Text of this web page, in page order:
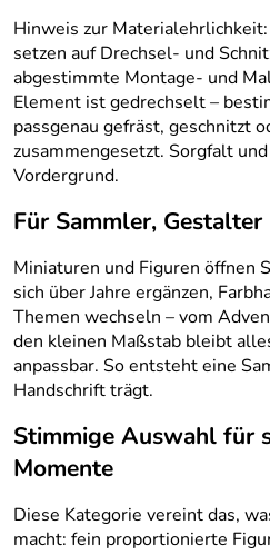
Hinweis zur
setzen auf Drechsel- und
abgestimmte Montage- und
Element ist gedrechselt –
passgenau gefräst, geschnitzt
zusammengesetzt. Sorgfalt
Vordergrund.
Für Sammler,
Miniaturen und Figuren öffnen
sich über Jahre ergänzen,
Themen wechseln – vom
den kleinen Maßstab bleibt
anpassbar. So entsteht eine
Handschrift trägt.
Stimmige Auswahl für
Momente
Diese Kategorie vereint das,
macht: fein proportionierte